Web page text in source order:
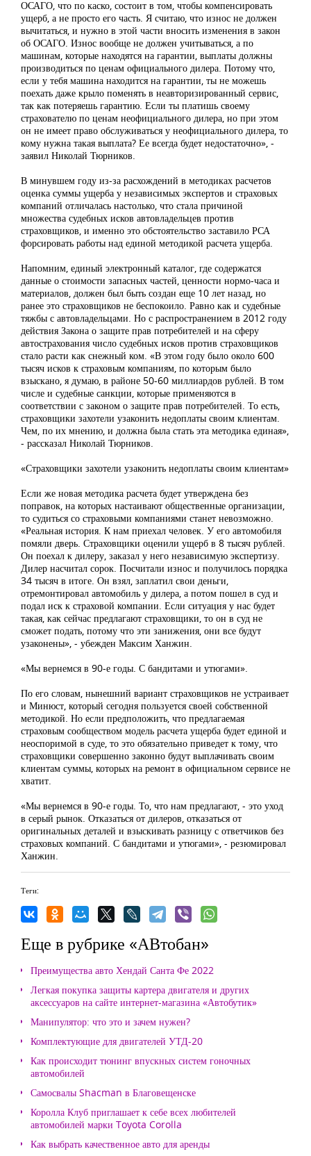
ОСАГО, что по каско, состоит в том, чтобы компенсировать
ущерб, а не просто его часть. Я считаю, что износ не должен
вычитаться, и нужно в этой части вносить изменения в закон
об ОСАГО. Износ вообще не должен учитываться, а по
машинам, которые находятся на гарантии, выплаты должны
производиться по ценам официального дилера. Потому что,
если у тебя машина находится на гарантии, ты не можешь
поехать даже крыло поменять в неавторизированный сервис,
так как потеряешь гарантию. Если ты платишь своему
страхователю по ценам неофициального дилера, но при этом
он не имеет право обслуживаться у неофициального дилера, то
кому нужна такая выплата? Ее всегда будет недостаточно», -
заявил Николай Тюрников.
В минувшем году из-за расхождений в методиках расчетов
оценка суммы ущерба у независимых экспертов и страховых
компаний отличалась настолько, что стала причиной
множества судебных исков автовладельцев против
страховщиков, и именно это обстоятельство заставило РСА
форсировать работы над единой методикой расчета ущерба.
Напомним, единый электронный каталог, где содержатся
данные о стоимости запасных частей, ценности нормо-часа и
материалов, должен был быть создан еще 10 лет назад, но
ранее это страховщиков не беспокоило. Равно как и судебные
тяжбы с автовладельцами. Но с распространением в 2012 году
действия Закона о защите прав потребителей и на сферу
автострахования число судебных исков против страховщиков
стало расти как снежный ком. «В этом году было около 600
тысяч исков к страховым компаниям, по которым было
взыскано, я думаю, в районе 50-60 миллиардов рублей. В том
числе и судебные санкции, которые применяются в
соответствии с законом о защите прав потребителей. То есть,
страховщики захотели узаконить недоплаты своим клиентам.
Чем, по их мнению, и должна была стать эта методика единая»,
- рассказал Николай Тюрников.
«Страховщики захотели узаконить недоплаты своим клиентам»
Если же новая методика расчета будет утверждена без
поправок, на которых настаивают общественные организации,
то судиться со страховыми компаниями станет невозможно.
«Реальная история. К нам приехал человек. У его автомобиля
помяли дверь. Страховщики оценили ущерб в 8 тысяч рублей.
Он поехал к дилеру, заказал у него независимую экспертизу.
Дилер насчитал сорок. Посчитали износ и получилось порядка
34 тысяч в итоге. Он взял, заплатил свои деньги,
отремонтировал автомобиль у дилера, а потом пошел в суд и
подал иск к страховой компании. Если ситуация у нас будет
такая, как сейчас предлагают страховщики, то он в суд не
сможет подать, потому что эти занижения, они все будут
узаконены», - убежден Максим Ханжин.
«Мы вернемся в 90-е годы. С бандитами и утюгами».
По его словам, нынешний вариант страховщиков не устраивает
и Минюст, который сегодня пользуется своей собственной
методикой. Но если предположить, что предлагаемая
страховым сообществом модель расчета ущерба будет единой и
неоспоримой в суде, то это обязательно приведет к тому, что
страховщики совершенно законно будут выплачивать своим
клиентам суммы, которых на ремонт в официальном сервисе не
хватит.
«Мы вернемся в 90-е годы. То, что нам предлагают, - это уход
в серый рынок. Отказаться от дилеров, отказаться от
оригинальных деталей и взыскивать разницу с ответчиков без
страховых компаний. С бандитами и утюгами», - резюмировал
Ханжин.
Теги:
Еще в рубрике «АВтобан»
Преимущества авто Хендай Санта Фе 2022
Легкая покупка защиты картера двигателя и других
аксессуаров на сайте интернет-магазина «Автобутик»
Манипулятор: что это и зачем нужен?
Комплектующие для двигателей УТД-20
Как происходит тюнинг впускных систем гоночных
автомобилей
Самосвалы Shacman в Благовещенске
Королла Клуб приглашает к себе всех любителей
автомобилей марки Toyota Corolla
Как выбрать качественное авто для аренды